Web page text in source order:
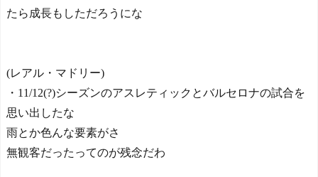
たら成長もしただろうにな
(レアル・マドリー)
・11/12(?)シーズンのアスレティックとバルセロナの試合を
思い出したな
雨とか色んな要素がさ
無観客だったってのが残念だわ